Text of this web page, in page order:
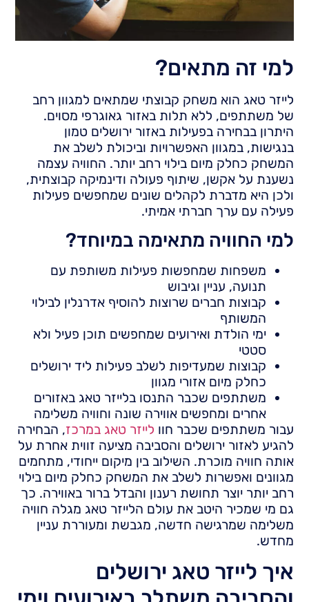
למי זה מתאים?
לייזר טאג הוא משחק קבוצתי שמתאים למגוון רחב
של משתתפים, ללא תלות באזור גאוגרפי מסוים.
היתרון בבחירה בפעילות באזור ירושלים טמון
בנגישות, במגוון האפשרויות וביכולת לשלב את
המשחק כחלק מיום בילוי רחב יותר. החוויה עצמה
נשענת על אקשן, שיתוף פעולה ודינמיקה קבוצתית,
ולכן היא מדברת לקהלים שונים שמחפשים פעילות
פעילה עם ערך חברתי אמיתי.
למי החוויה מתאימה במיוחד?
משפחות שמחפשות פעילות משותפת עם
תנועה, עניין וגיבוש
קבוצות חברים שרוצות להוסיף אדרנלין לבילוי
המשותף
ימי הולדת ואירועים שמחפשים תוכן פעיל ולא
סטטי
קבוצות שמעדיפות לשלב פעילות ליד ירושלים
כחלק מיום אזורי מגוון
משתתפים שכבר התנסו בלייזר טאג באזורים
אחרים ומחפשים אווירה שונה וחוויה משלימה
עבור משתתפים שכבר חוו לייזר טאג במרכז, הבחירה
להגיע לאזור ירושלים והסביבה מציעה זווית אחרת על
אותה חוויה מוכרת. השילוב בין מיקום ייחודי, מתחמים
מגוונים ואפשרות לשלב את המשחק כחלק מיום בילוי
רחב יותר יוצר תחושת רענון והבדל ברור באווירה. כך
גם מי שמכיר היטב את עולם הלייזר טאג מגלה חוויה
משלימה שמרגישה חדשה, מגבשת ומעוררת עניין
מחדש.
איך לייזר טאג ירושלים